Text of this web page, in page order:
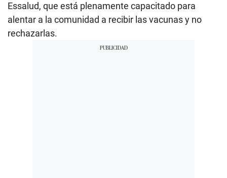
Essalud, que está plenamente capacitado para
alentar a la comunidad a recibir las vacunas y no
rechazarlas.